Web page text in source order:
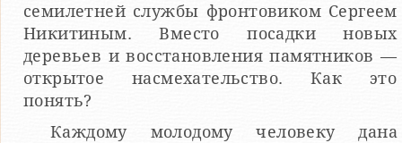
семилетней службы фронтовиком Сергеем
Никитиным. Вместо посадки новых
деревьев и восстановления памятников —
открытое насмехательство. Как это
понять?
Каждому молодому человеку дана